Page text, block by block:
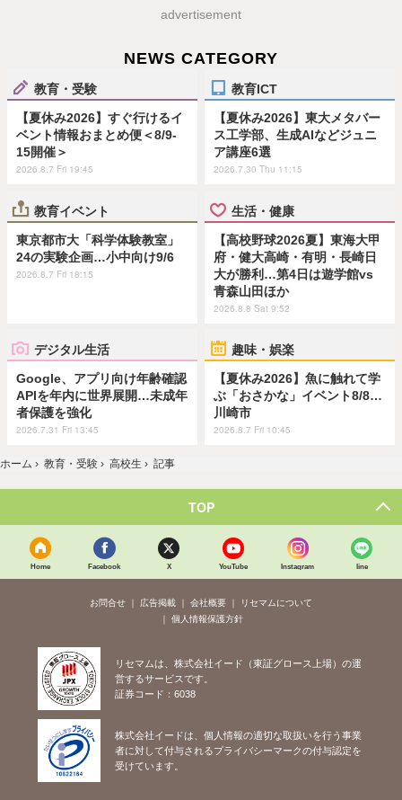
advertisement
NEWS CATEGORY
教育・受験
【夏休み2026】すぐ行けるイ
ベント情報おまとめ便＜8/9-
15開催＞
2026.8.7 Fri 19:45
教育ICT
【夏休み2026】東大メタバー
ス工学部、生成AIなどジュニ
ア講座6選
2026.7.30 Thu 11:15
教育イベント
東京都市大「科学体験教室」
24の実験企画…小中向け9/6
2026.8.7 Fri 18:15
生活・健康
【高校野球2026夏】東海大甲
府・健大高崎・有明・長崎日
大が勝利…第4日は遊学館vs
青森山田ほか
2026.8.8 Sat 9:52
デジタル生活
Google、アプリ向け年齢確認
APIを年内に世界展開…未成年
者保護を強化
2026.7.31 Fri 13:45
趣味・娯楽
【夏休み2026】魚に触れて学
ぶ「おさかな」イベント8/8…
川崎市
2026.8.7 Fri 10:45
ホーム › 教育・受験 › 高校生 › 記事
TOP
Home Facebook X YouTube Instagram line
お問合せ 広告掲載 会社概要
リセマムについて
個人情報保護方針
リセマムは、株式会社イード（東証グロース上場）の運
営するサービスです。
証券コード：6038
株式会社イードは、個人情報の適切な取扱いを行う事業
者に対して付与されるプライバシーマークの付与認定を
受けています。